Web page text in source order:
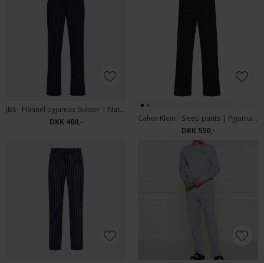
JBS - Flannel pyjamas bukser | Natbukser 4987 Blå Grå Strib
DKK 400,-
Calvin Klein - Sleep pants | Pyjamas Bukser Black
DKK 550,-